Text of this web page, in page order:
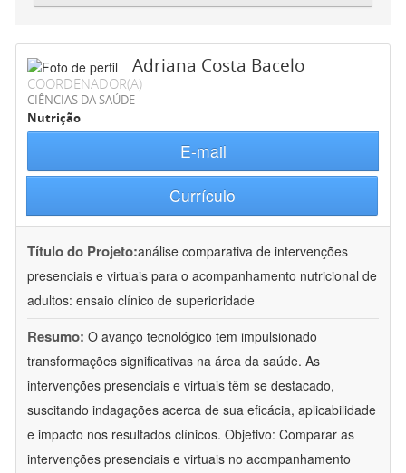
Adriana Costa Bacelo
COORDENADOR(A)
CIÊNCIAS DA SAÚDE
Nutrição
E-mail
Currículo
Título do Projeto:análise comparativa de intervenções
presenciais e virtuais para o acompanhamento nutricional de
adultos: ensaio clínico de superioridade
Resumo: O avanço tecnológico tem impulsionado
transformações significativas na área da saúde. As
intervenções presenciais e virtuais têm se destacado,
suscitando indagações acerca de sua eficácia, aplicabilidade
e impacto nos resultados clínicos. Objetivo: Comparar as
intervenções presenciais e virtuais no acompanhamento